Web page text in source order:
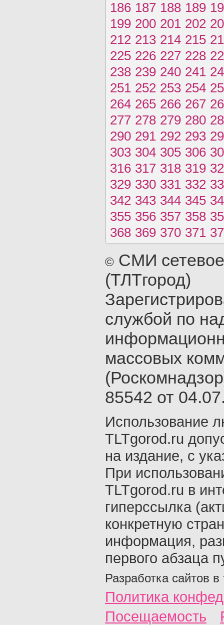
186 187 188 189
199 200 201 202
212 213 214 215
225 226 227 228
238 239 240 241
251 252 253 254
264 265 266 267
277 278 279 280
290 291 292 293
303 304 305 306
316 317 318 319
329 330 331 332
342 343 344 345
355 356 357 358
368 369 370 371
© СМИ
(ТЛТгород)
службой по
массовых
85542 от
Использование
TLTgorod.ru
на издание, с
При
TLTgorod.ru в
гиперссылка
конкретную
информация,
первого абзаца
Разработка сайтов в
Политика
Посещаемость